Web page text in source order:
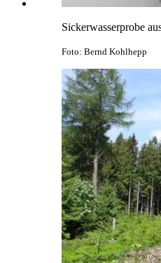
Sickerwasserprobe
Foto: Bernd Kohlhepp